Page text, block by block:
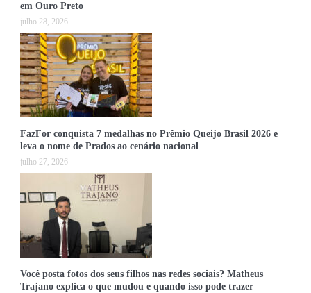
em Ouro Preto
julho 28, 2026
FazFor conquista 7 medalhas no Prêmio Queijo Brasil 2026 e
leva o nome de Prados ao cenário nacional
julho 27, 2026
Você posta fotos dos seus filhos nas redes sociais? Matheus
Trajano explica o que mudou e quando isso pode trazer